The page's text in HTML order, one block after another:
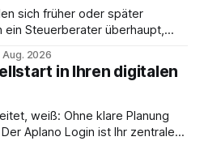
sich früher oder später
Steuerberater überhaupt,
Bei einfachen
häufig eine Steuersoftware
Einkunftsarten
finanzielle Veränderungen
Unterstützung meist
2026
in Ihren digitalen
weiß: Ohne klare Planung
Aplano Login ist Ihr zentraler